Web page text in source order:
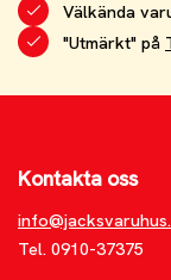
Välkända
"Utmärkt" på
Kontakta oss
Tel. 0910-37375